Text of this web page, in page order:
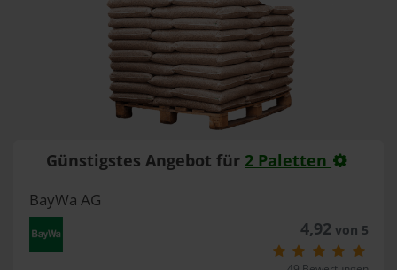
Günstigstes Angebot für 2 Paletten
BayWa AG
4,92von 5